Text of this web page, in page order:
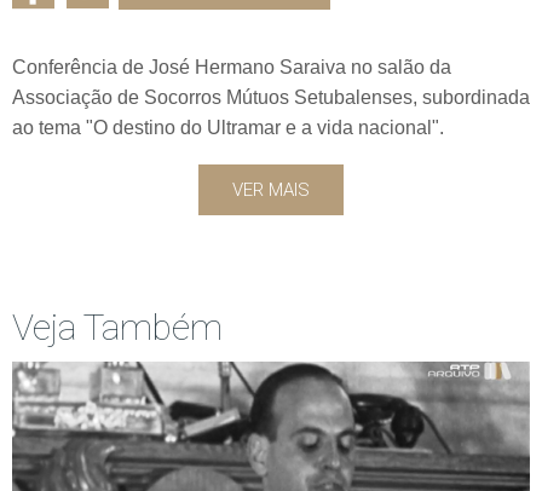
Conferência de José Hermano Saraiva no salão da
Associação de Socorros Mútuos Setubalenses, subordinada
ao tema "O destino do Ultramar e a vida nacional".
VER MAIS
Veja Também